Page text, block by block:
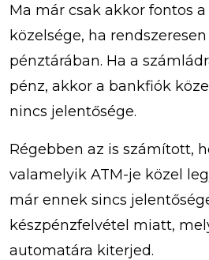
Ma már csak akkor fontos
közelsége, ha
pénztárában. Ha a
pénz, akkor a bankfiók
nincs jelentősége.
Régebben az is számított,
valamelyik ATM-je közel
már ennek sincs
készpénzfelvétel miatt,
automatára kiterjed.